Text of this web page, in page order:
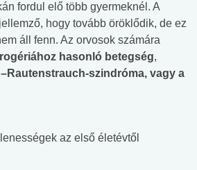
fordul elő több gyermeknél. A
hogy tovább öröklődik, de ez
áll fenn. Az orvosok számára
hasonló betegség,
szindróma, vagy a
az első életévtől